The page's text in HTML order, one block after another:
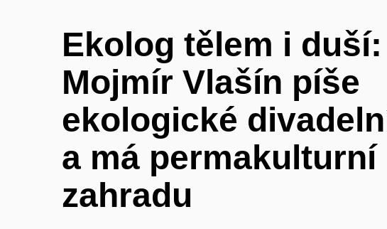
Ekolog tělem i duší:
Mojmír Vlašín píše
ekologické
a má permakulturní
zahradu